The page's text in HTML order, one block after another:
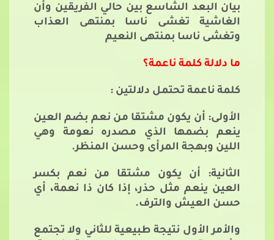
بيان البعد الشاسع بين حالي الفريقين وأن
الغاشية تغشى ناسا بمنتهى العذاب
وتغشى ناسا بمنتهى النعيم
ما دلالة كلمة ناعمة؟
كلمة ناعمة تحتمل دلالتين :
الأولى: أن يكون مشتقا من نعم بضم العين
ينعم بضمها الذي مصدره نعومة وهي
اللين وبهجة المرأى وحسن المنظر.
الثانية: أن يكون مشتقا من نعم بكسر
العين ينعم مثل حذر، إذا كان ذا نعمة، أي
حسن العيش والترف.
والأمر الأول نتيجة طبيعية للثاني ولا تجتمع